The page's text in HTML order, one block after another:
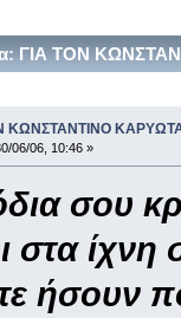
ΓΙΑ ΤΟΝ
ΚΩΝΣΤΑΝΤΙΝΟ
06/06, 10:46 »
σου
στα ίχνη
ήσουν